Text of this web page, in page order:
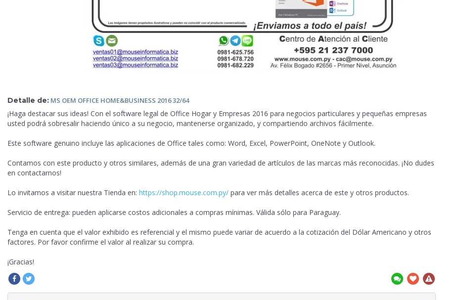
Detalle de: MS OEM OFFICE HOME&BUSINESS 2016 32/64
¡Haga destacar sus ideas! Con el software legal de Office Hogar y Empresas 2016 para negocios particulares y pequeñas empresas
usted podrá sobresalir haciendo único a su negocio, mantenerse organizado, y compartiendo archivos fácilmente.
Este software genuino incluye las aplicaciones de Office tales como: Word, Excel, PowerPoint, OneNote y Outlook.
Contamos con este producto y otros similares, además de una gran variedad de artículos de las marcas más reconocidas. ¡No dudes
en contactarnos!
Lo invitamos a visitar nuestra Tienda en: https://shop.mouse.com.py/ para ver más detalles acerca de este y otros productos.
Servicio de entrega: pueden aplicarse costos adicionales a compras mínimas. Válida sólo para Paraguay.
Tenga en cuenta que el valor exhibido es referencial y el mismo puede variar de acuerdo a la cotización del Dólar Americano y otros
factores. Por favor confirme el valor al realizar su compra.
¡Gracias!